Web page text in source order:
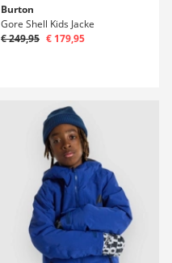
Burton
Gore Shell Kids Jacke
€ 249,95 € 179,95